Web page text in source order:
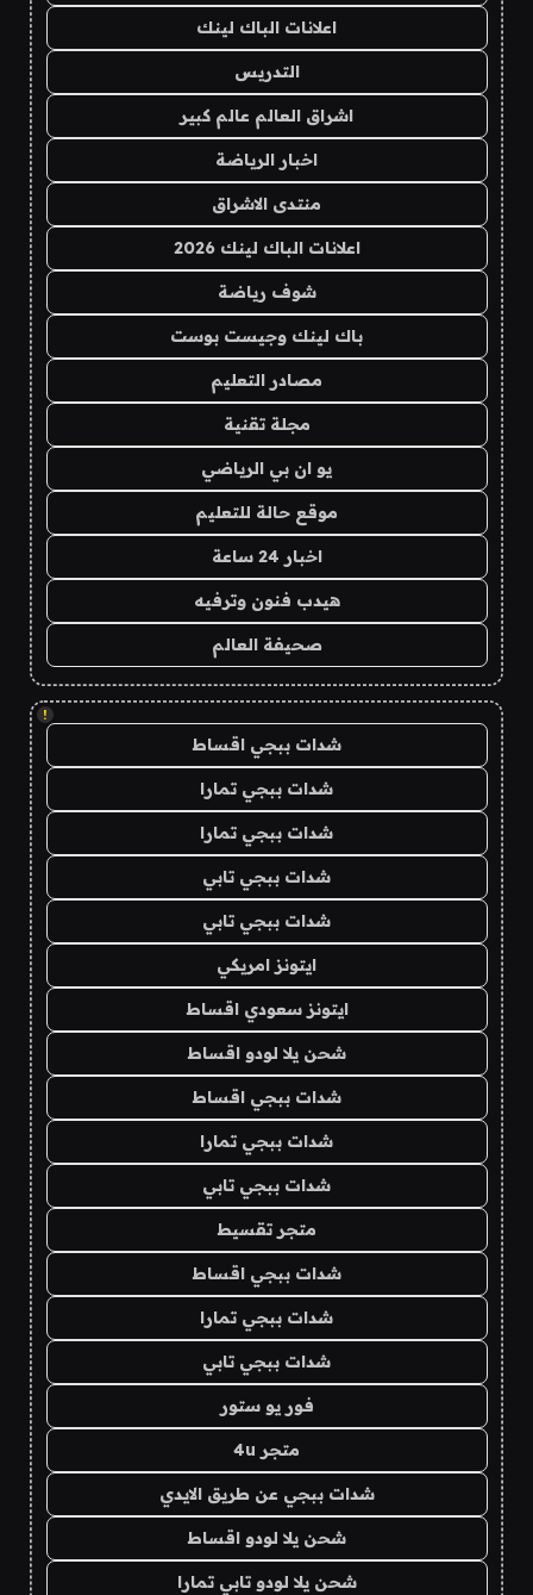
اعلانات الباك لينك
التدريس
اشراق العالم عالم كبير
اخبار الرياضة
منتدى الاشراق
اعلانات الباك لينك 2026
شوف رياضة
باك لينك وجيست بوست
مصادر التعليم
مجلة تقنية
يو ان بي الرياضي
موقع حالة للتعليم
اخبار 24 ساعة
هيدب فنون وترفيه
صحيفة العالم
!
شدات ببجي اقساط
شدات ببجي تمارا
شدات ببجي تمارا
شدات ببجي تابي
شدات ببجي تابي
ايتونز امريكي
ايتونز سعودي اقساط
شحن يلا لودو اقساط
شدات ببجي اقساط
شدات ببجي تمارا
شدات ببجي تابي
متجر تقسيط
شدات ببجي اقساط
شدات ببجي تمارا
شدات ببجي تابي
فور يو ستور
متجر 4u
شدات ببجي عن طريق الايدي
شحن يلا لودو اقساط
شحن يلا لودو تابي تمارا